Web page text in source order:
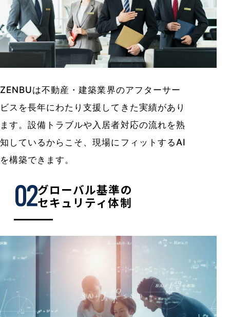
ZENBUは不動産・建築業界のアフターサー
ビスを長年にわたり支援してきた実績があり
ます。設備トラブルや入居者対応の流れを熟
知しているからこそ、現場にフィットするAI
を構築できます。
グローバル基準の
セキュリティ体制